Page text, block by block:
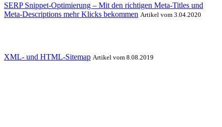
SERP Snippet-Optimierung – Mit den richtigen Meta-Titles und
Meta-Descriptions mehr Klicks bekommen Artikel vom 3.04.2020
XML- und HTML-Sitemap Artikel vom 8.08.2019